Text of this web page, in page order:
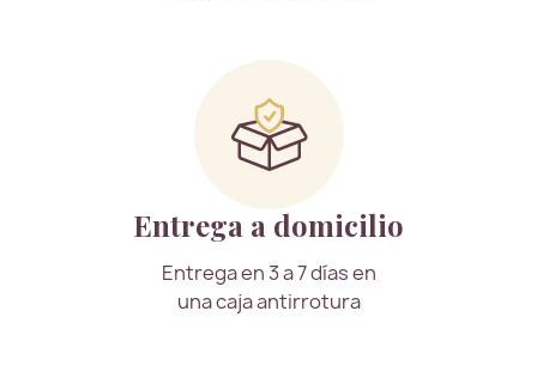
Entrega a domicilio
Entrega en 3 a 7 días en
una caja antirrotura